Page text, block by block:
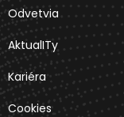
Odvetvia
AktualITy
Kariéra
Cookies